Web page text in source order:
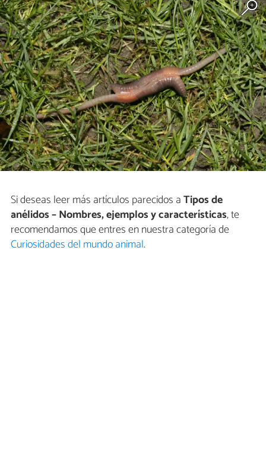
Si deseas leer más artículos parecidos aTipos de
anélidos – Nombres, ejemplos y características, te
recomendamos que entres en nuestra categoría de
Curiosidades del mundo animal.